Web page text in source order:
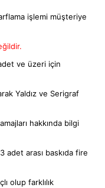
işlemi müşteriye
ve üzeri için
Yaldız ve Serigraf
hakkında bilgi
adet arası baskıda fire
olup farklılık